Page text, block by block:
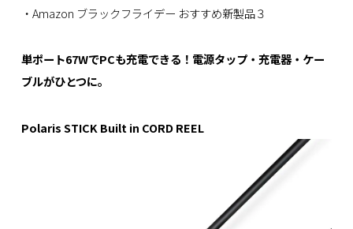
・Amazon ブラックフライデー おすすめ新製品３
単ポート67WでPCも充電できる！電源タップ・充電器・ケー
ブルがひとつに。
Polaris STICK Built in CORD REEL